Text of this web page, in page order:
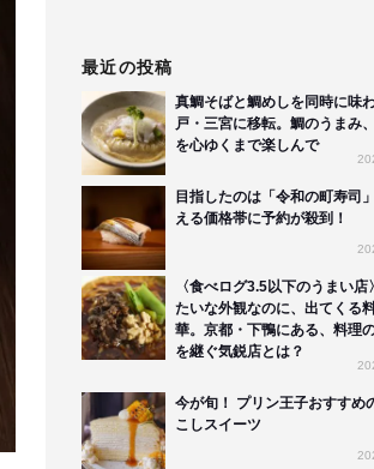
最近の投稿
真鯛そばと鯛めしを同時に味
戸・三宮に移転。鯛のうまみ
を心ゆくまで楽しんで
目指したのは「令和の町寿司
える価格帯に予約が殺到！
〈食べログ3.5以下のうまい
たいな外観なのに、出てくる
華。京都・下鴨にある、料理
を継ぐ気鋭店とは？
今が旬！ プリン王子おすすめ
こしスイーツ